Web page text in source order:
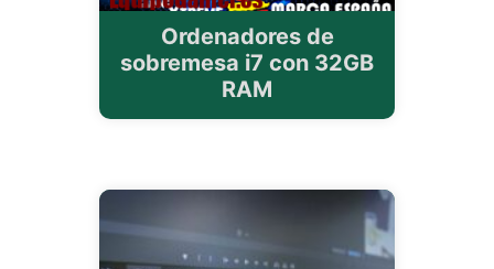
Ordenadores de
sobremesa i7 con 32GB
RAM